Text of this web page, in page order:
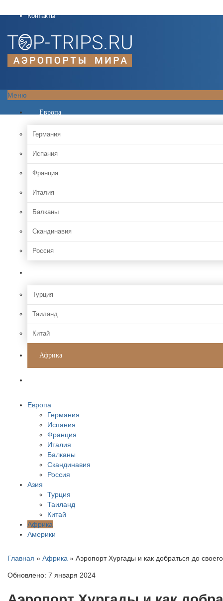
Контакты
Меню
Европа
Германия
Испания
Франция
Италия
Балканы
Скандинавия
Россия
Турция
Таиланд
Китай
Африка
Европа
Германия
Испания
Франция
Италия
Балканы
Скандинавия
Россия
Азия
Турция
Таиланд
Китай
Африка
Америки
Главная » Африка » Аэропорт Хургады и как добраться до
Обновлено: 7 января 2024